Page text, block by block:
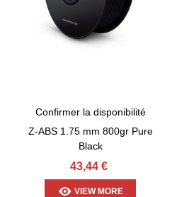
Confirmer la disponibilité
Z-ABS 1.75 mm 800gr Pure
Black
43,44 €
VIEW MORE